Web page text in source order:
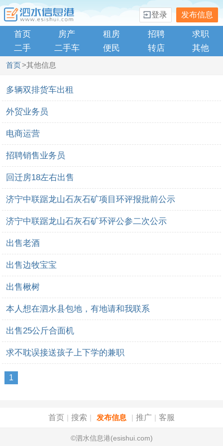
发布信息
登录
首页 房产 租房 招聘
求职
二手
二手车 便民 转店 其他
首页>其他信息
多辆双排货车出租
外贸业务员
电商运营
招聘销售业务员
回迁房18左右出售
济宁中联踞龙山石灰石矿项目环评报批前公示
济宁中联踞龙山石灰石矿环评公参二次公示
出售老酒
出售边牧宝宝
出售楸树
本人想在泗水县包地，有地请和我联系
出售25公斤合面机
求不耽误接送孩子上下学的兼职
1
首页 搜索 发布信息 推广 客服
©泗水信息港(esishui.com)